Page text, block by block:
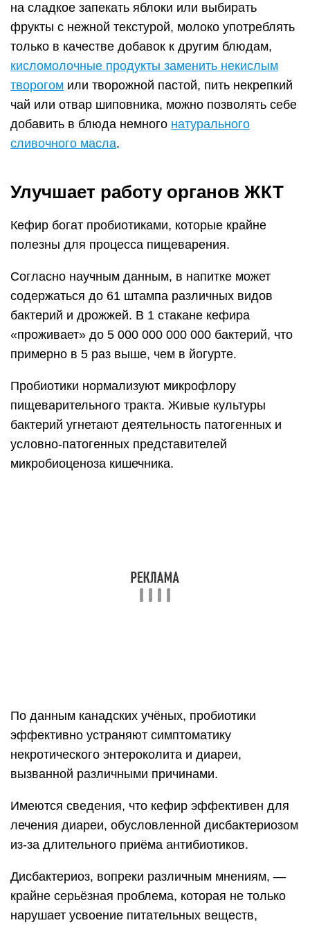
на сладкое запекать яблоки или выбирать
фрукты с нежной текстурой, молоко употреблять
только в качестве добавок к другим блюдам,
кисломолочные продукты заменить некислым
творогом или творожной пастой, пить некрепкий
чай или отвар шиповника, можно позволять себе
добавить в блюда немного натурального
сливочного масла.
Улучшает работу органов ЖКТ
Кефир богат пробиотиками, которые крайне
полезны для процесса пищеварения.
Согласно научным данным, в напитке может
содержаться до 61 штампа различных видов
бактерий и дрожжей. В 1 стакане кефира
«проживает» до 5 000 000 000 000 бактерий, что
примерно в 5 раз выше, чем в йогурте.
Пробиотики нормализуют микрофлору
пищеварительного тракта. Живые культуры
бактерий угнетают деятельность патогенных и
условно-патогенных представителей
микробиоценоза кишечника.
По данным канадских учёных, пробиотики
эффективно устраняют симптоматику
некротического энтероколита и диареи,
вызванной различными причинами.
Имеются сведения, что кефир эффективен для
лечения диареи, обусловленной дисбактериозом
из-за длительного приёма антибиотиков.
Дисбактериоз, вопреки различным мнениям, —
крайне серьёзная проблема, которая не только
нарушает усвоение питательных веществ,